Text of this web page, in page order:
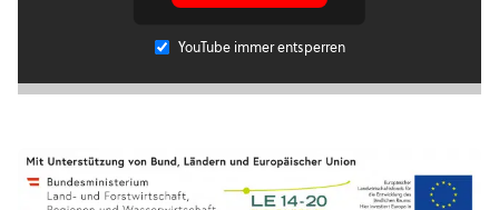
YouTube immer entsperren